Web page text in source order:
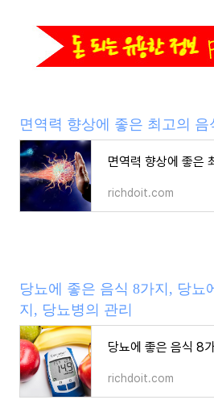
면역력 향상에 좋은 최고의 음
면역력 향상에 좋은
richdoit.com
당뇨에 좋은 음식 8가지, 당뇨
지, 당뇨병의 관리
richdoit.com